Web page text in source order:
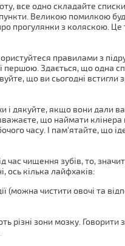
все одно складайте
Великою помилкою
прогулянки з коляскою. Це
правилами з
першою. Здається, що одна
що ви сьогодні встигли
і дякуйте, якщо вони дали
що наймати клінера
часу. І пам'ятайте, що
чищення зубів, то,
ось кілька лайфхаків:
(можна чистити овочі та
різні зони мозку. Говорити